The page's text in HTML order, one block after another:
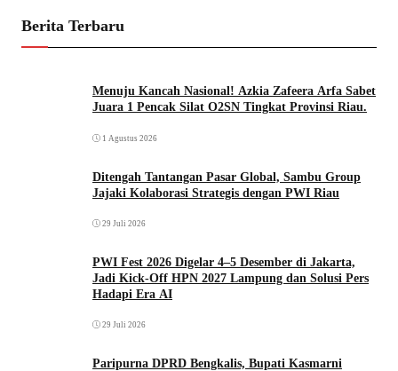
Berita Terbaru
Menuju Kancah Nasional! Azkia Zafeera Arfa Sabet
Juara 1 Pencak Silat O2SN Tingkat Provinsi Riau.
1 Agustus 2026
Ditengah Tantangan Pasar Global, Sambu Group
Jajaki Kolaborasi Strategis dengan PWI Riau
29 Juli 2026
PWI Fest 2026 Digelar 4–5 Desember di Jakarta,
Jadi Kick-Off HPN 2027 Lampung dan Solusi Pers
Hadapi Era AI
29 Juli 2026
Paripurna DPRD Bengkalis, Bupati Kasmarni